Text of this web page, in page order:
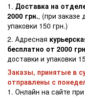
1. Доставка на
2000 грн., (при заказе
упаковки 150 грн.)
2. Адресная
бесплатно от 2000
доставки и упаковки
Заказы, принятые в
отправлены с
1. Онлайн на сайте